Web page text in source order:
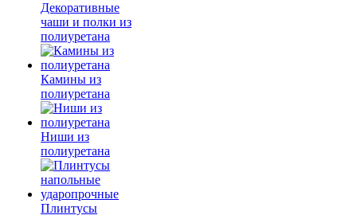
Декоративные
чаши и полки из
полиуретана
Камины из
полиуретана
Ниши из
полиуретана
Плинтусы